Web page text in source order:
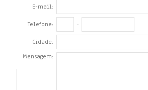
E-mail:
Telefone: -
Cidade:
Mensagem: